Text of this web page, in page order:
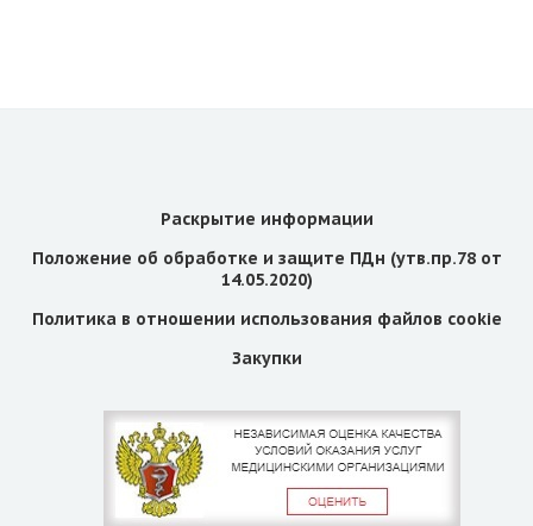
Раскрытие информации
Положение об обработке и защите ПДн (утв.пр.78 от
14.05.2020)
Политика в отношении использования файлов cookie
Закупки